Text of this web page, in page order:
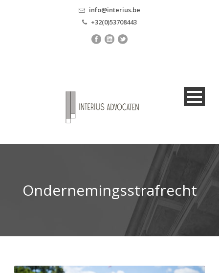
info@interius.be
+32(0)53708443
Ondernemingsstrafrecht